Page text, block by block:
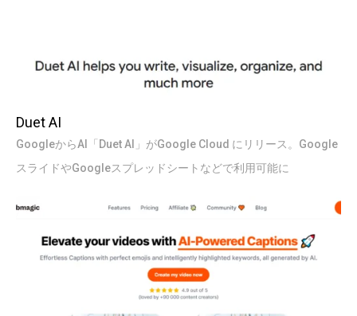
Duet AI
GoogleからAI「Duet AI」がGoogle Cloud にリリース。Google
スライドやGoogleスプレッドシートなどで利用可能に